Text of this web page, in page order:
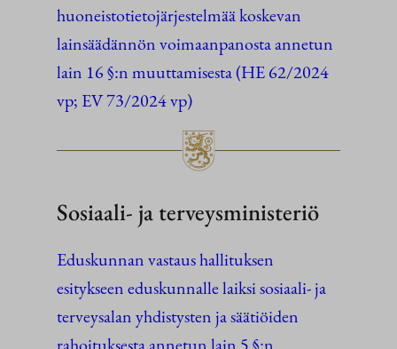
huoneistotietojärjestelmää koskevan
lainsäädännön voimaanpanosta annetun
lain 16 §:n muuttamisesta (HE 62/2024
vp; EV 73/2024 vp)
Sosiaali- ja terveysministeriö
Eduskunnan vastaus hallituksen
esitykseen eduskunnalle laiksi sosiaali- ja
terveysalan yhdistysten ja säätiöiden